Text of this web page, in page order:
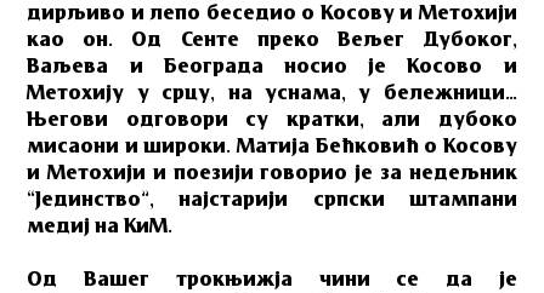
дирљиво и лепо беседио о Косову и Метохији
као он. Од Сенте преко Вељег Дубоког,
Ваљева и Београда носио је Косово и
Метохију у срцу, на уснама, у бележници…
Његови одговори су кратки, али дубоко
мисаони и широки. Матија Бећковић о Косову
и Метохији и поезији говорио је за недељник
“Јединство”, најстарији српски штампани
медиј на КиМ.
Од Вашег трокњижја чини се да је